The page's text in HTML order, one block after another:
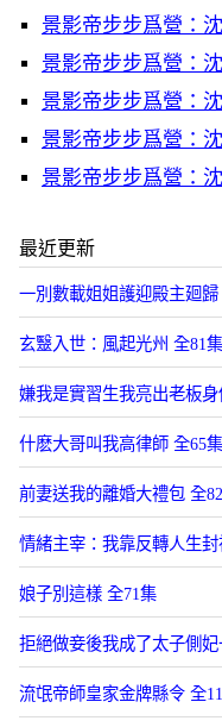
景影帝步步爲營：
景影帝步步爲營：
景影帝步步爲營：
景影帝步步爲營：
景影帝步步爲營：
最近更新
一別數載姐姐護迎殿主廻歸
玄毉入世：風起光州 全81集
嫌我是實習生我亮出老板身
什麽大哥叫我高律師 全65集
前妻送我的離婚大禮包 全
情緒主宰：我靠反轉人生封
娘子別這樣 全71集
拒絕做妾後我成了太子側
流氓帝師皇家金牌縣令 全